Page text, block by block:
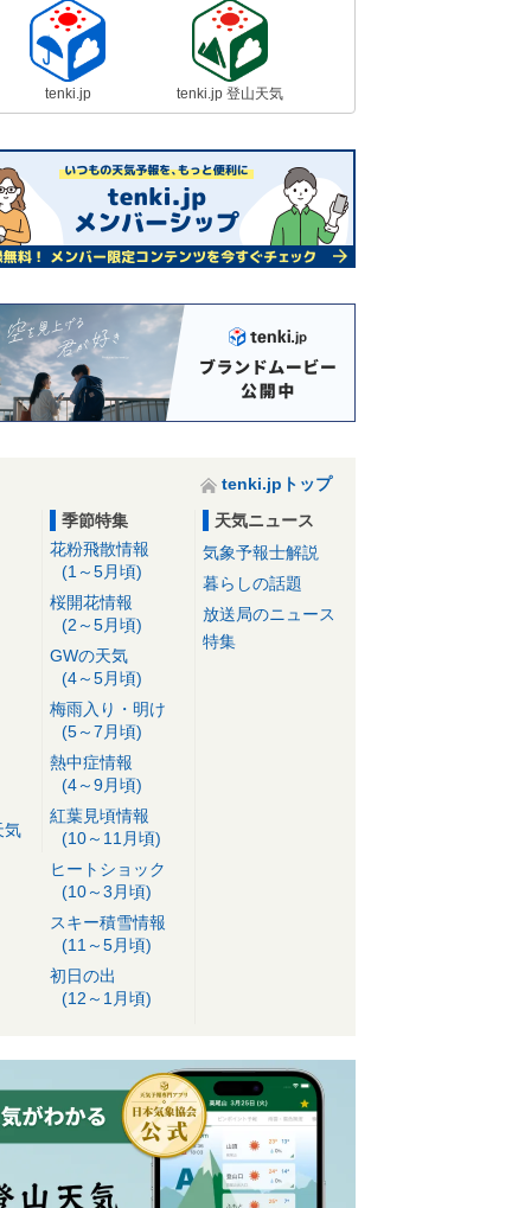
tenki.jp tenki.jp 登山天気
tenki.jpトップ
気
季節特集
花粉飛散情報
(1～5月頃)
桜開花情報
(2～5月頃)
GWの天気
(4～5月頃)
梅雨入り・明け
(5～7月頃)
熱中症情報
(4～9月頃)
紅葉見頃情報
(10～11月頃)
ヒートショック
(10～3月頃)
スキー積雪情報
(11～5月頃)
初日の出
(12～1月頃)
天気ニュース
気象予報士解説
暮らしの話題
放送局のニュース
特集